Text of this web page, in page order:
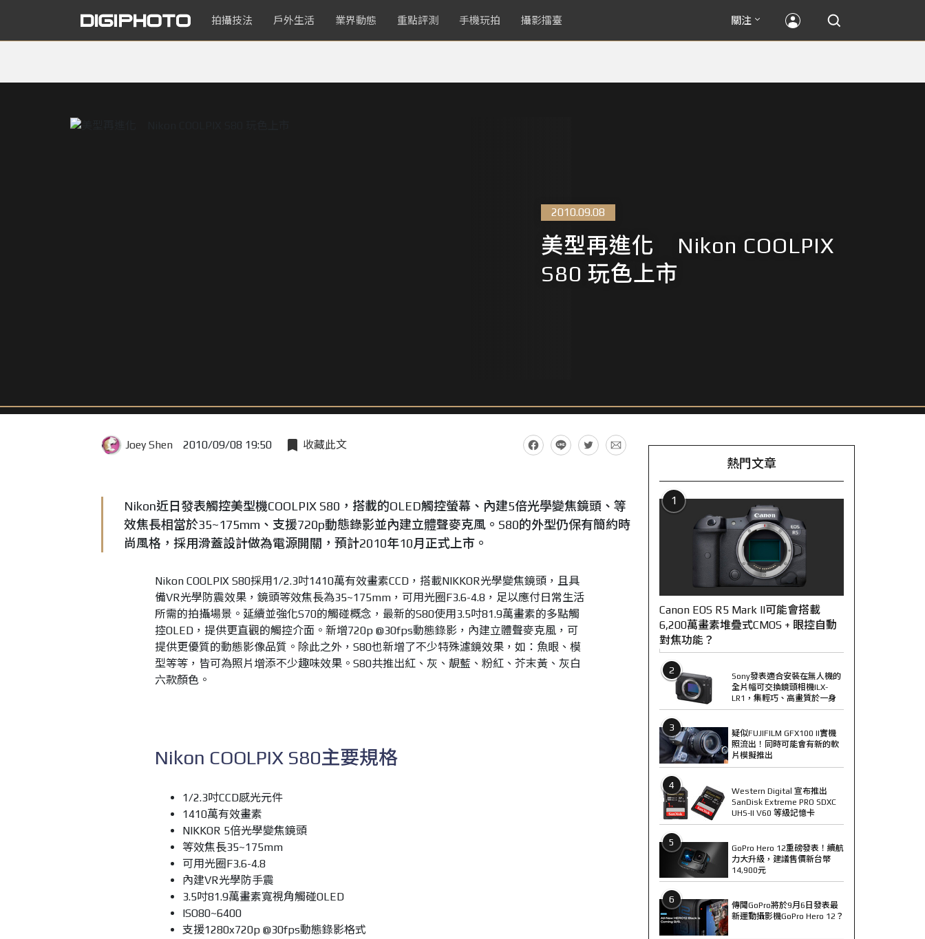
拍攝技法 戶外生活 業界動態 重點評測 手機玩拍 攝影擂臺 關注
2010.09.08
美型再進化 Nikon COOLPIX
S80 玩色上市
Joey Shen 2010/09/08 19:50 收藏此文
Nikon近日發表觸控美型機COOLPIX S80，搭載的OLED觸控螢幕、內建5倍光學變焦鏡頭、等
效焦長相當於35~175mm、支援720p動態錄影並內建立體聲麥克風。S80的外型仍保有簡約時
尚風格，採用滑蓋設計做為電源開關，預計2010年10月正式上市。
Nikon COOLPIX S80採用1/2.3吋1410萬有效畫素CCD，搭載NIKKOR光學變焦鏡頭，且具
備VR光學防震效果，鏡頭等效焦長為35~175mm，可用光圈F3.6-4.8，足以應付日常生活
所需的拍攝場景。延續並強化S70的觸碰概念，最新的S80使用3.5吋81.9萬畫素的多點觸
控OLED，提供更直觀的觸控介面。新增720p @30fps動態錄影，內建立體聲麥克風，可
提供更優質的動態影像品質。除此之外，S80也新增了不少特殊濾鏡效果，如：魚眼、模
型等等，皆可為照片增添不少趣味效果。S80共推出紅、灰、靚藍、粉紅、芥末黃、灰白
六款顏色。
Nikon COOLPIX S80主要規格
1/2.3吋CCD感光元件
1410萬有效畫素
NIKKOR 5倍光學變焦鏡頭
等效焦長35~175mm
可用光圈F3.6-4.8
內建VR光學防手震
3.5吋81.9萬畫素寬視角觸碰OLED
ISO80~6400
支援1280x720p @30fps動態錄影格式
熱門文章
1
Canon EOS R5 Mark II可能會搭載
6,200萬畫素堆疊式CMOS + 眼控自動
對焦功能？
2
Sony發表適合安裝在無人機的
全片幅可交換鏡頭相機ILX-
LR1，集輕巧、高畫質於一身
3
疑似FUJIFILM GFX100 II實機
照流出！同時可能會有新的軟
片模擬推出
4
Western Digital 宣布推出
SanDisk Extreme PRO SDXC
UHS-II V60 等級記憶卡
5
GoPro Hero 12重磅發表！續航
力大升級，建議售價新台幣
14,900元
6
傳聞GoPro將於9月6日發表最
新運動攝影機GoPro Hero 12？